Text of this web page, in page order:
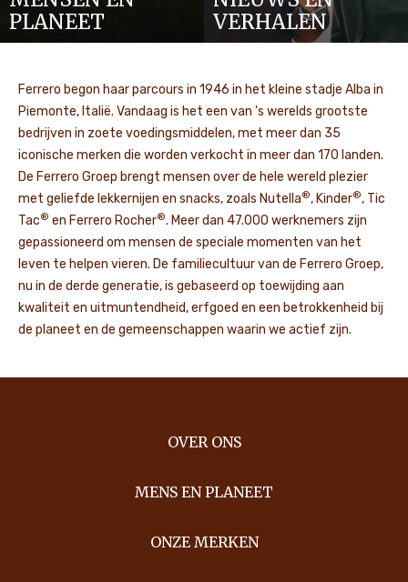
PLANEET
VERHALEN
Ferrero begon haar parcours in 1946 in het kleine stadje Alba in
Piemonte, Italië. Vandaag is het een van 's werelds grootste
bedrijven in zoete voedingsmiddelen, met meer dan 35
iconische merken die worden verkocht in meer dan 170 landen.
De Ferrero Groep brengt mensen over de hele wereld plezier
met geliefde lekkernijen en snacks, zoals Nutella®, Kinder®, Tic
Tac® en Ferrero Rocher®. Meer dan 47.000 werknemers zijn
gepassioneerd om mensen de speciale momenten van het
leven te helpen vieren. De familiecultuur van de Ferrero Groep,
nu in de derde generatie, is gebaseerd op toewijding aan
kwaliteit en uitmuntendheid, erfgoed en een betrokkenheid bij
de planeet en de gemeenschappen waarin we actief zijn.
OVER ONS
MENS EN PLANEET
ONZE MERKEN